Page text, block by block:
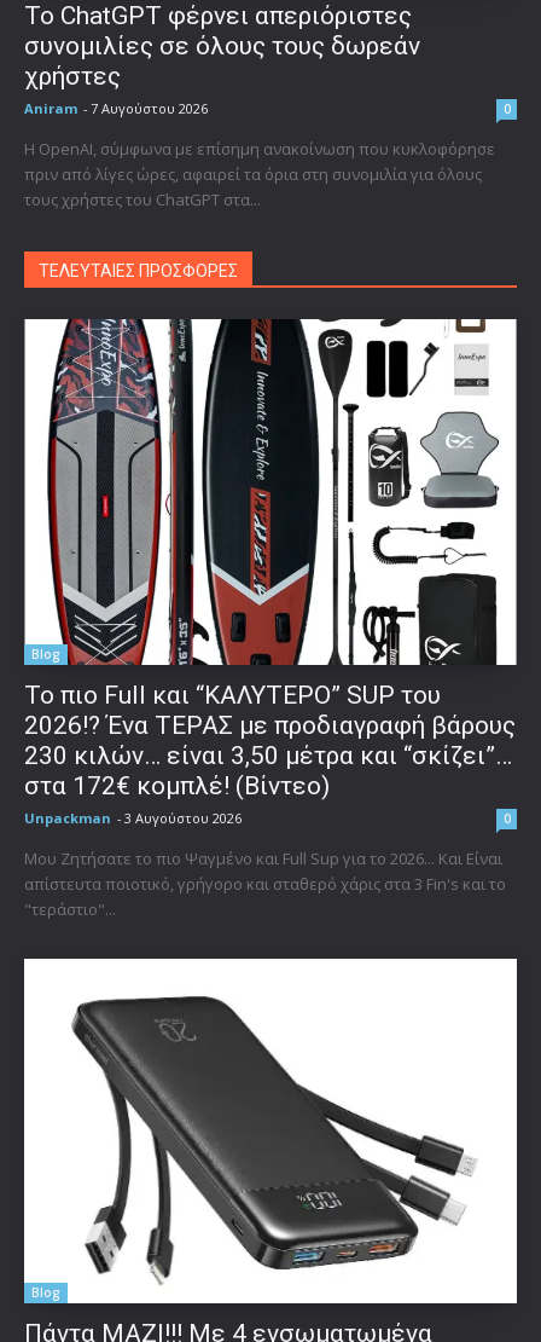
Το ChatGPT φέρνει απεριόριστες
συνομιλίες σε όλους τους δωρεάν
χρήστες
Aniram - 7 Αυγούστου 2026 0
Η OpenAI, σύμφωνα με επίσημη ανακοίνωση που κυκλοφόρησε
πριν από λίγες ώρες, αφαιρεί τα όρια στη συνομιλία για όλους
τους χρήστες του ChatGPT στα...
ΤΕΛΕΥΤΑΙΕΣ ΠΡΟΣΦΟΡΕΣ
Blog
To πιο Full και “ΚΑΛΥΤΕΡΟ” SUP του
2026!? Ένα ΤΕΡΑΣ με προδιαγραφή βάρους
230 κιλών… είναι 3,50 μέτρα και “σκίζει”…
στα 172€ κομπλέ! (Βίντεο)
Unpackman - 3 Αυγούστου 2026 0
Μου Ζητήσατε το πιο Ψαγμένο και Full Sup για το 2026... Και Είναι
απίστευτα ποιοτικό, γρήγορο και σταθερό χάρις στα 3 Fin's και το
"τεράστιο"...
Blog
Πάντα ΜΑΖΙ!!! Με 4 ενσωματωμένα